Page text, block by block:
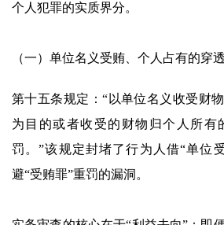
个人犯罪的实质界分。
（一）单位名义受贿、个人占有的穿
第十五条规定：“以单位名义收受财
为目的或者收受的财物归个人所有
罚。”该规定封堵了行为人借“单位
避“受贿罪”重罚的漏洞。